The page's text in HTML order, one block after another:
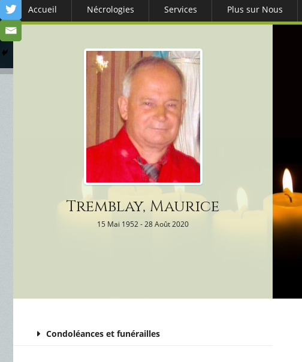
Accueil Nécrologies Services
Columbarium
Services Funéraires
Plus sur Nous
Tremblay, Maurice
15 Mai 1952 - 28 Août 2020
Condoléances et funérailles